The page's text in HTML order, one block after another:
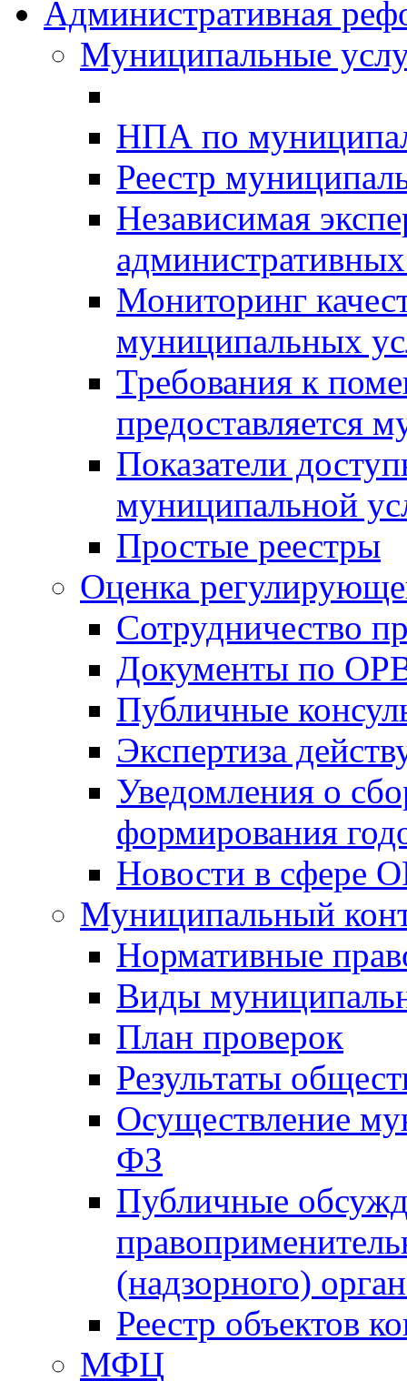
Административная
Муниципальные
НПА по
Реестр
Независимая
Мониторинг
муниципальных
Требования к
предоставляется
Показатели
муниципальной
Простые реестры
Оценка
Сотрудничество
Документы по
Публичные
Экспертиза
Уведомления о
формирования
Новости в сфере
Муниципальный
Нормативные
Виды
План проверок
Результаты
Осуществление
ФЗ
Публичные
(надзорного)
Реестр объектов
МФЦ